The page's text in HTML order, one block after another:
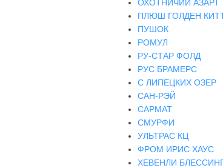
ОХОТНИЧИЙ АЗАРТ
ПЛЮШ ГОЛДЕН
ПУШОК
РОМУЛ
РУ-СТАР ФОЛД
РУС БРАМЕРС
С ЛИПЕЦКИХ ОЗЕР
САН-РЭЙ
САРМАТ
СМУРФИ
УЛЬТРАС КЦ
ФРОМ ИРИС ХАУС
ХЕВЕНЛИ